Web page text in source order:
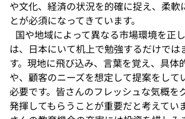
や文化、経済の状況を的確に捉え、柔軟
とが必須になってきています。
国や地域によって異なる市場環境を正
は、日本にいて机上で勉強するだけでは
す。現地に飛び込み、言葉を覚え、具体
や、顧客のニーズを想定して提案をして
必要です。皆さんのフレッシュな気概を
発揮してもらうことが重要だと考えてい